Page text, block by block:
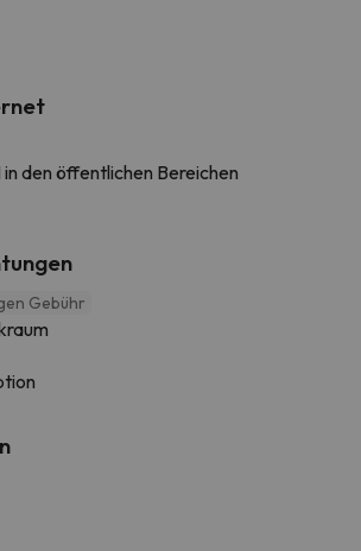
den öffentlichen Bereichen
Gebühr